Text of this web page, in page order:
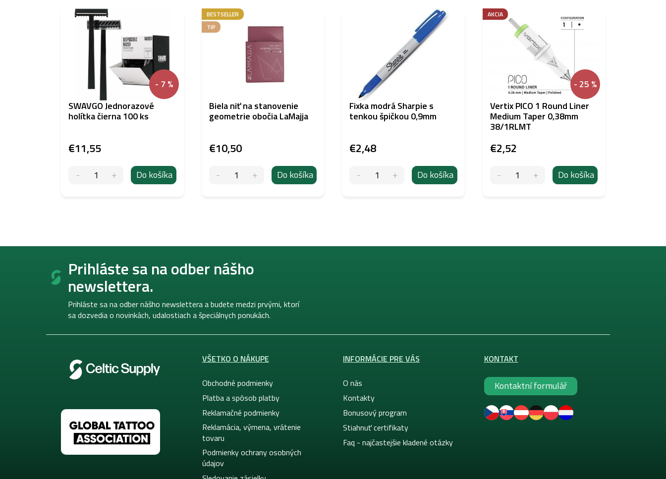
- 7 %
SWAVGO Jednorazové
holítka čierna 100 ks
€11,55
Do košíka
BESTSELLER
TIP
Biela niť na stanovenie
geometrie obočia LaMajja
€10,50
Do košíka
Fixka modrá Sharpie s
tenkou špičkou 0,9mm
€2,48
Do košíka
- 25 %
AKCIA
Vertix PICO 1 Round Liner
Medium Taper 0,38mm
38/1RLMT
€2,52
Do košíka
Z
Prihláste sa na odber nášho
newslettera.
Prihláste sa na odber nášho newslettera a budete medzi prvými, ktorí
sa dozvedia o novinkách, udalostiach a špeciálnych ponukách.
VŠETKO O NÁKUPE
Obchodné podmienky
Platba a spôsob platby
Reklamačné podmienky
Reklamácia, výmena, vrátenie
tovaru
Podmienky ochrany osobných
údajov
INFORMÁCIE PRE VÁS
O nás
Kontakty
Bonusový program
Stiahnuť certifikaty
Faq - najčastejšie kladené otázky
KONTAKT
Kontaktní formulář